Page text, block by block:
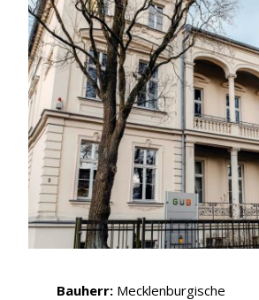
Bauherr: Mecklenburgische